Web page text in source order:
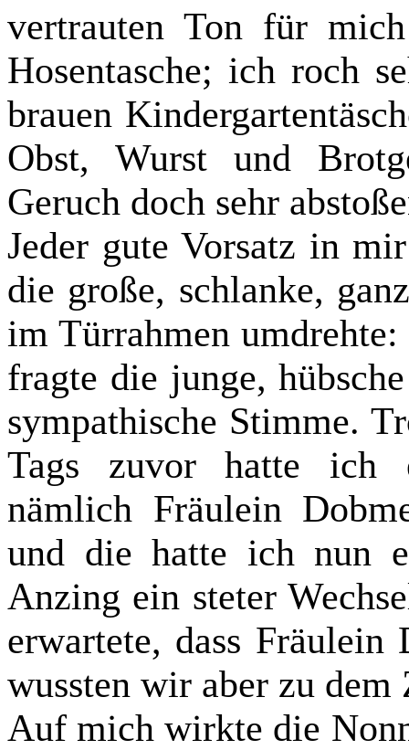
vertrauten Ton für
Hosentasche; ich roch
brauen
Obst, Wurst und
Geruch doch sehr
Jeder gute Vorsatz in
die große, schlanke,
im Türrahmen
fragte die junge,
sympathische Stimme.
Tags zuvor hatte ich
nämlich Fräulein
und die hatte ich nun
Anzing ein steter
erwartete, dass
wussten wir aber zu
Auf mich wirkte die